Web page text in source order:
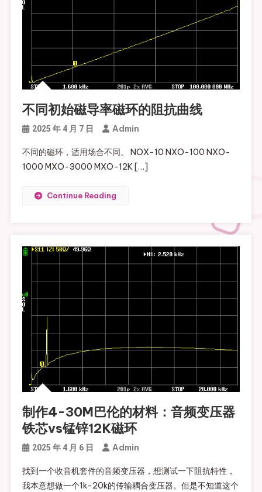
不同初始磁导率磁环的阻抗曲线
2025 年 4 月 7 日 Admin
不同的磁环，适用场合不同。 NOX-10 NXO-100 NXO-
1000 MXO-3000 MXO-12K […]
Continue Reading
制作4-30M巴伦的材料：音频变压器
铁芯vs锰锌12K磁环
2025 年 4 月 6 日 Admin
找到一个收音机套件的音频变压器，想测试一下阻抗特性，
我本意想做一个1k-20k的传输耦合变压器。但是不知道这个